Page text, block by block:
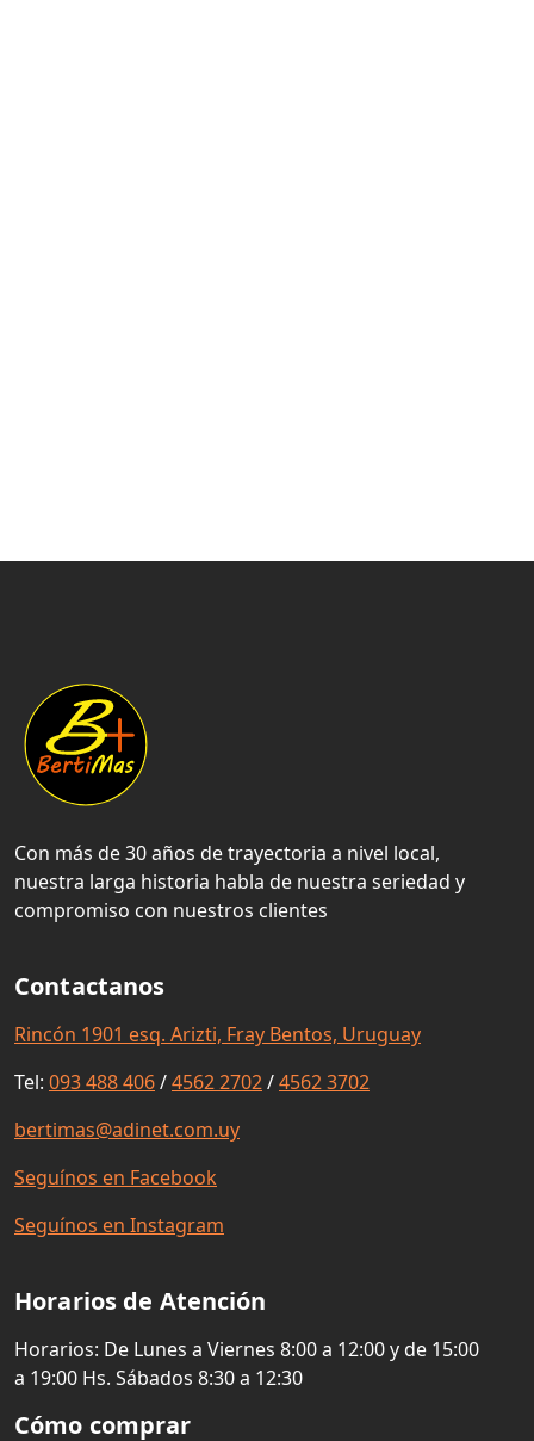
Con más de 30 años de trayectoria a nivel local,
nuestra larga historia habla de nuestra seriedad y
compromiso con nuestros clientes
Contactanos
Rincón 1901 esq. Arizti, Fray Bentos, Uruguay
Tel: 093 488 406/4562 2702/4562 3702
bertimas@adinet.com.uy
Seguínos en Facebook
Seguínos en Instagram
Horarios de Atención
Horarios: De Lunes a Viernes 8:00 a 12:00 y de 15:00
a 19:00 Hs. Sábados 8:30 a 12:30
Cómo comprar